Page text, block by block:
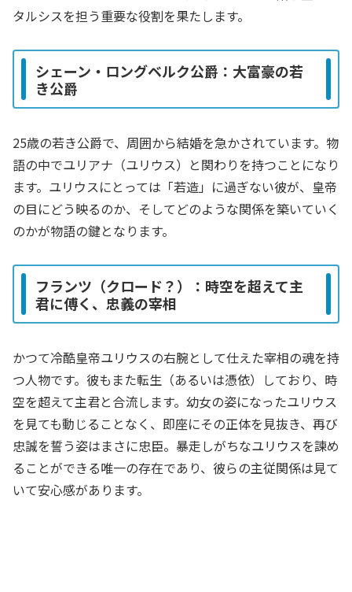
タルシスを担う重要な役割を果たします。
シェーン・ロングベルク公爵：大富豪の若
き公爵
25歳の若き公爵で、周囲から結婚を急かされています。物
語の中でユリアナ（ユリウス）と関わりを持つことになり
ます。ユリウスにとっては「若造」に過ぎない彼が、皇帝
の目にどう映るのか、そしてどのような関係を築いていく
のかが物語の鍵となります。
フランツ（クロード？）：時空を超えて主
君に傅く、忠義の宰相
かつて冷酷皇帝ユリウスの右腕として仕えた宰相の魂を持
つ人物です。彼もまた転生（あるいは憑依）しており、時
空を超えて主君と合流します。幼女の姿になったユリウス
を見ても動じることなく、即座にその正体を見抜き、再び
忠誠を誓う姿はまさに忠臣。暴走しがちなユリウスを諫め
ることができる唯一の存在であり、彼らの主従関係は見て
いて安心感があります。